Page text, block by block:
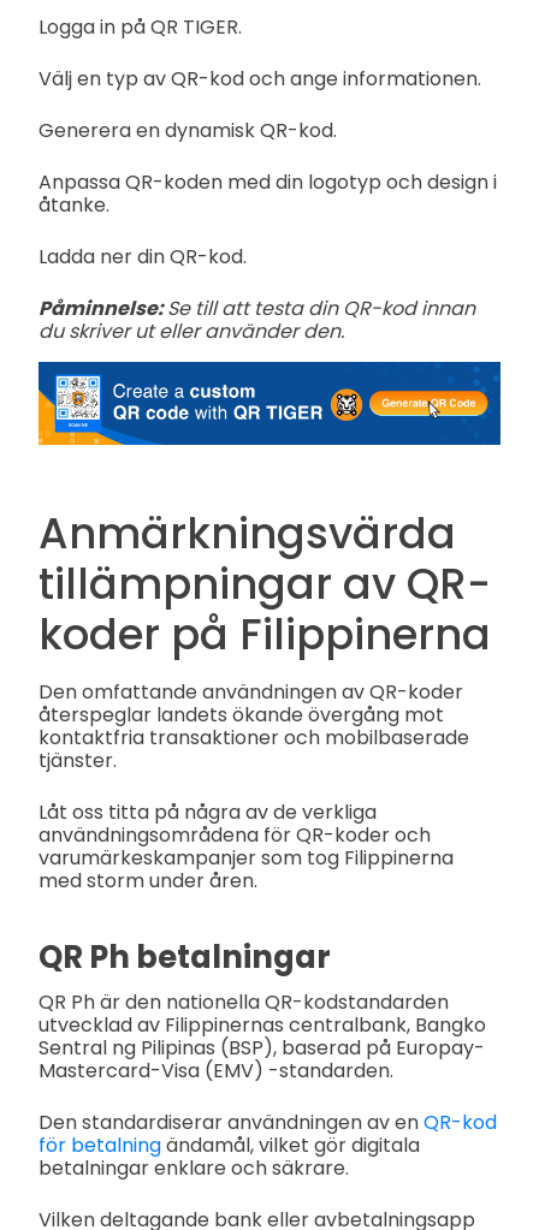
Logga in på QR TIGER.
Välj en typ av QR-kod och ange informationen.
Generera en dynamisk QR-kod.
Anpassa QR-koden med din logotyp och design i
åtanke.
Ladda ner din QR-kod.
Påminnelse:Se till att testa din QR-kod innan
du skriver ut eller använder den.
Anmärkningsvärda
tillämpningar av QR-
koder på Filippinerna
Den omfattande användningen av QR-koder
återspeglar landets ökande övergång mot
kontaktfria transaktioner och mobilbaserade
tjänster.
Låt oss titta på några av de verkliga
användningsområdena för QR-koder och
varumärkeskampanjer som tog Filippinerna
med storm under åren.
QR Ph betalningar
QR Ph är den nationella QR-kodstandarden
utvecklad av Filippinernas centralbank, Bangko
Sentral ng Pilipinas (BSP), baserad på Europay-
Mastercard-Visa (EMV) -standarden.
Den standardiserar användningen av enQR-kod
för betalningändamål, vilket gör digitala
betalningar enklare och säkrare.
Vilken deltagande bank eller avbetalningsapp